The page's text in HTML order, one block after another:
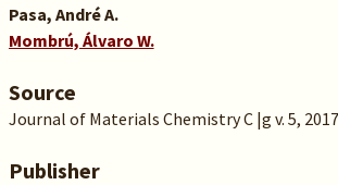
Pasa, André A.
Mombrú, Álvaro W.
Source
Journal of Materials Chemistry C |g v. 5,
Publisher